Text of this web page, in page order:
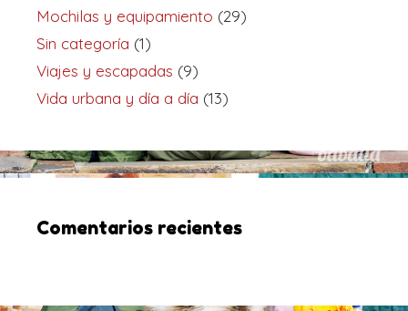
Mochilas y equipamiento (29)
Sin categoría (1)
Viajes y escapadas (9)
Vida urbana y día a día (13)
Comentarios recientes